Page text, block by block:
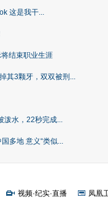
这是我干...
结束职业生涯
其3颗牙，双双被刑...
泼水，22秒完成...
多地 意义“类似...
视频·纪实·直播
凤凰